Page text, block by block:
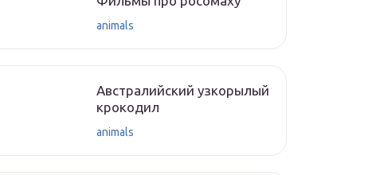
animals
Австралийский узкорылый
крокодил
animals